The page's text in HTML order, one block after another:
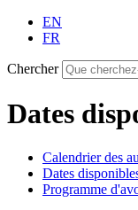
EN
FR
Chercher
Dates
Calendrier des
Dates
Programme